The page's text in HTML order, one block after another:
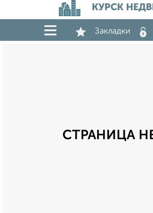
КУРСК
Закладки
СТРАНИЦА